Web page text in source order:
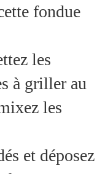
fondue
les
à griller au
les
et déposez